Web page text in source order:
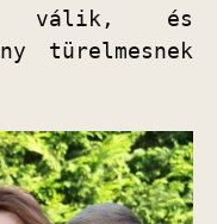
válik, és
türelmesnek